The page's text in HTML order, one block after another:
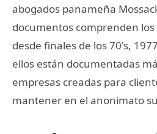
abogados panameña
documentos comprenden
desde finales de los 70's,
ellos están documentadas
empresas creadas para
mantener en el anonimato